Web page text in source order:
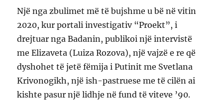
Një nga zbulimet më të bujshme u bë në vitin
2020, kur portali investigativ “Proekt”, i
drejtuar nga Badanin, publikoi një intervistë
me Elizaveta (Luiza Rozova), një vajzë e re që
dyshohet të jetë fëmija i Putinit me Svetlana
Krivonogikh, një ish-pastruese me të cilën ai
kishte pasur një lidhje në fund të viteve ’90.